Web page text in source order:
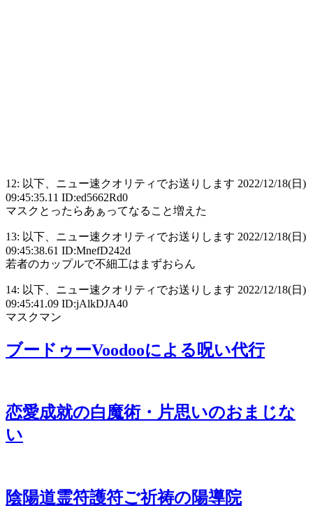
12: 以下、ニュー速クオリティでお送りします 2022/12/18(日)
09:45:35.11 ID:ed5662Rd0
マスクとったらあぁってなること増えた
13: 以下、ニュー速クオリティでお送りします 2022/12/18(日)
09:45:38.61 ID:MnefD242d
若者のカップルで不細工はまずおらん
14: 以下、ニュー速クオリティでお送りします 2022/12/18(日)
09:45:41.09 ID:jAlkDJA40
マスクマン
ブードゥーVoodooによる呪い代行
恋愛成就の白魔術・片思いのおまじな
い
陰陽道霊符護符ご祈祷の陽導院